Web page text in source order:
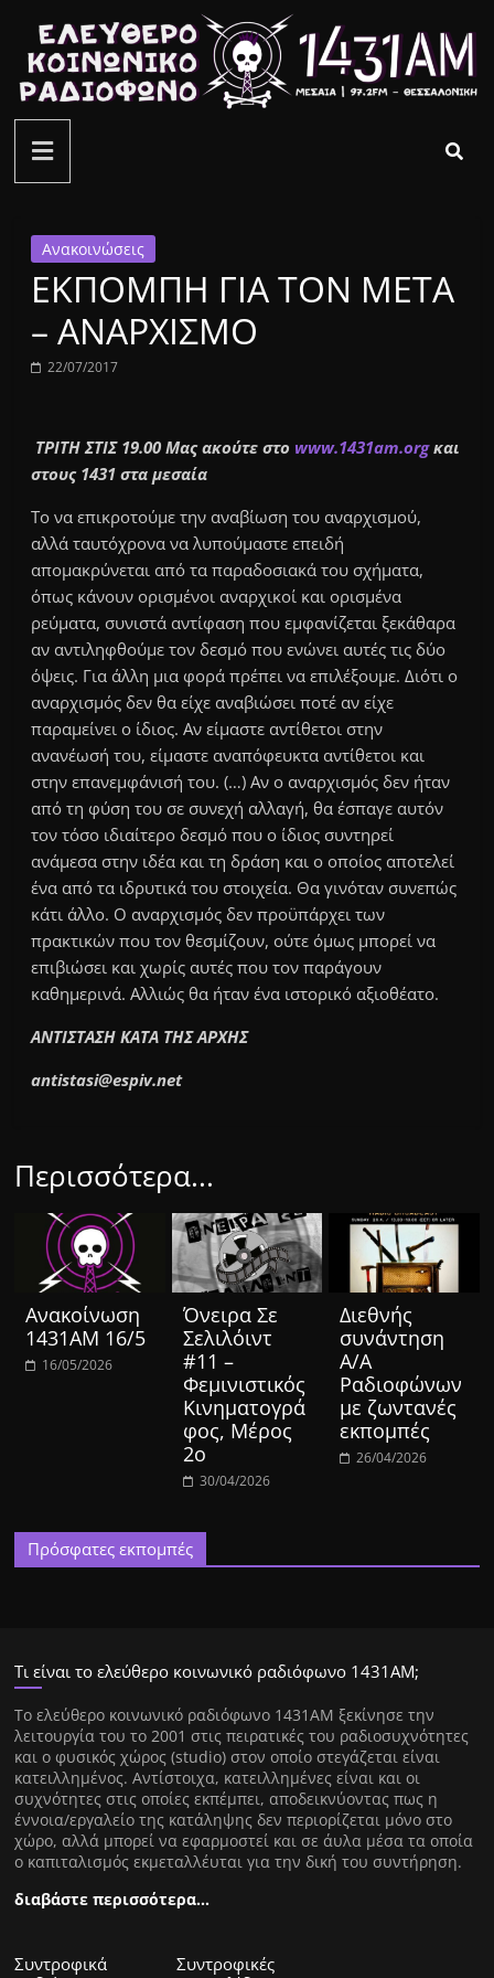
περιεχόμενο
ελεύθερο
κοινωνικό
ραδιόφωνο
1431AM
Ανακοινώσεις
ΕΚΠΟΜΠΗ ΓΙΑ ΤΟΝ ΜΕΤΑ
– ΑΝΑΡΧΙΣΜΟ
22/07/2017
ΤΡΙΤΗ ΣΤΙΣ 19.00Μας ακούτε στο www.1431am.orgκαι
στους 1431 στα μεσαία
Το να επικροτούμε την αναβίωση του αναρχισμού,
αλλά ταυτόχρονα να λυπούμαστε επειδή
απομακρύνεται από τα παραδοσιακά του σχήματα,
όπως κάνουν ορισμένοι αναρχικοί και ορισμένα
ρεύματα, συνιστά αντίφαση που εμφανίζεται ξεκάθαρα
αν αντιληφθούμε τον δεσμό που ενώνει αυτές τις δύο
όψεις. Για άλλη μια φορά πρέπει να επιλέξουμε. Διότι ο
αναρχισμός δεν θα είχε αναβιώσει ποτέ αν είχε
παραμείνει ο ίδιος. Αν είμαστε αντίθετοι στην
ανανέωσή του, είμαστε αναπόφευκτα αντίθετοι και
στην επανεμφάνισή του. (…) Αν ο αναρχισμός δεν ήταν
από τη φύση του σε συνεχή αλλαγή, θα έσπαγε αυτόν
τον τόσο ιδιαίτερο δεσμό που ο ίδιος συντηρεί
ανάμεσα στην ιδέα και τη δράση και ο οποίος αποτελεί
ένα από τα ιδρυτικά του στοιχεία. Θα γινόταν συνεπώς
κάτι άλλο. Ο αναρχισμός δεν προϋπάρχει των
πρακτικών που τον θεσμίζουν, ούτε όμως μπορεί να
επιβιώσει και χωρίς αυτές που τον παράγουν
καθημερινά. Αλλιώς θα ήταν ένα ιστορικό αξιοθέατο.
ΑΝΤΙΣΤΑΣΗ ΚΑΤΑ ΤΗΣ ΑΡΧΗΣ
antistasi@espiv.net
Περισσότερα...
Ανακοίνωση
1431ΑΜ 16/5
16/05/2026
Όνειρα Σε
Σελιλόιντ
#11 –
Φεμινιστικός
Κινηματογρά
φος, Μέρος
2ο
30/04/2026
Διεθνής
συνάντηση
Α/Α
Ραδιοφώνων
με ζωντανές
εκπομπές
26/04/2026
Πρόσφατες εκπομπές
Τι είναι το ελεύθερο κοινωνικό ραδιόφωνο 1431ΑΜ;
Tο ελεύθερο κοινωνικό ραδιόφωνο 1431AM ξεκίνησε την
λειτουργία του το 2001 στις πειρατικές του ραδιοσυχνότητες
και ο φυσικός χώρος (studio) στον οποίο στεγάζεται είναι
κατειλλημένος. Αντίστοιχα, κατειλλημένες είναι και οι
συχνότητες στις οποίες εκπέμπει, αποδεικνύοντας πως η
έννοια/εργαλείο της κατάληψης δεν περιορίζεται μόνο στο
χώρο, αλλά μπορεί να εφαρμοστεί και σε άυλα μέσα τα οποία
ο καπιταλισμός εκμεταλλέυται για την δική του συντήρηση.
διαβάστε περισσότερα…
Συντροφικά
Συντροφικές